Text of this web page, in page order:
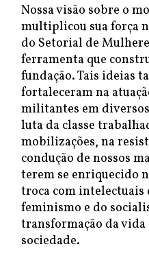
Nossa visão sobre o
multiplicou sua força
do Setorial de
ferramenta que
fundação. Tais ideias
fortaleceram na
militantes em
luta da classe
mobilizações, na
condução de nossos
terem se enriquecido
troca com intelectuais
feminismo e do
transformação da vida
sociedade.